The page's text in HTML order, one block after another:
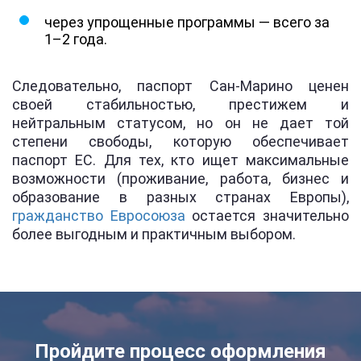
через упрощенные программы — всего за
1–2 года.
Следовательно, паспорт Сан-Марино ценен
своей стабильностью, престижем и
нейтральным статусом, но он не дает той
степени свободы, которую обеспечивает
паспорт ЕС. Для тех, кто ищет максимальные
возможности (проживание, работа, бизнес и
образование в разных странах Европы),
гражданство Евросоюза остается значительно
более выгодным и практичным выбором.
Пройдите процесс оформления